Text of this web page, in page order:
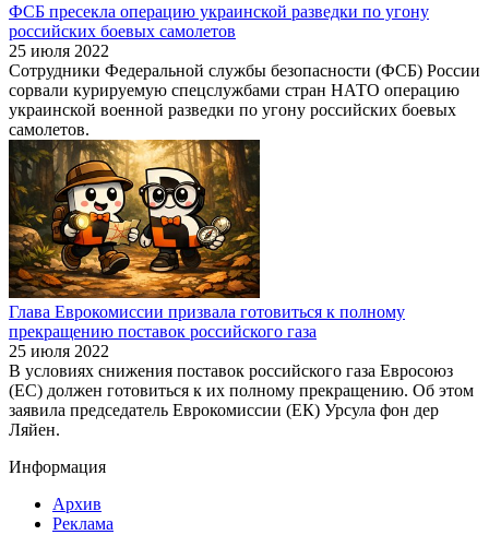
ФСБ пресекла операцию украинской разведки по угону
российских боевых самолетов
25 июля 2022
Сотрудники Федеральной службы безопасности (ФСБ) России
сорвали курируемую спецслужбами стран НАТО операцию
украинской военной разведки по угону российских боевых
самолетов.
Глава Еврокомиссии призвала готовиться к полному
прекращению поставок российского газа
25 июля 2022
В условиях снижения поставок российского газа Евросоюз
(ЕС) должен готовиться к их полному прекращению. Об этом
заявила председатель Еврокомиссии (ЕК) Урсула фон дер
Ляйен.
Информация
Архив
Реклама